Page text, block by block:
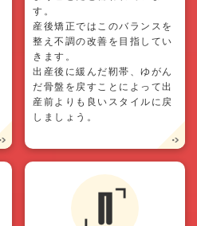
す。
産後矯正ではこのバランスを
整え不調の改善を目指してい
きます。
出産後に緩んだ靭帯、ゆがん
だ骨盤を戻すことによって出
産前よりも良いスタイルに戻
しましょう。